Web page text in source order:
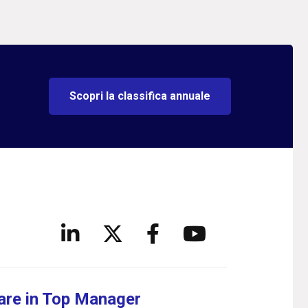
Scopri la classifica annuale
in Top Manager